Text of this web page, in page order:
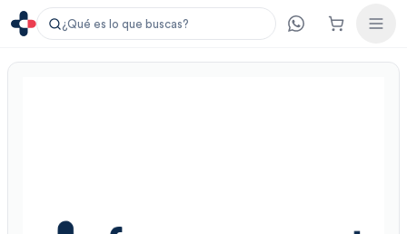
¿Qué es lo que buscas?